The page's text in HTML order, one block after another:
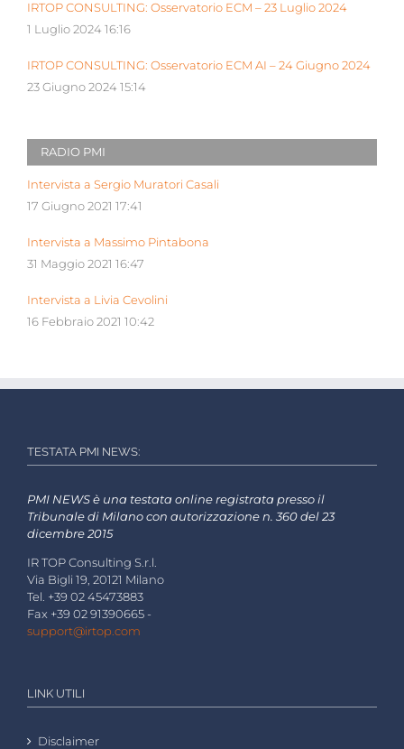
IRTOP CONSULTING: Osservatorio ECM – 23 Luglio 2024
1 Luglio 2024 16:16
IRTOP CONSULTING: Osservatorio ECM AI – 24 Giugno 2024
23 Giugno 2024 15:14
RADIO PMI
Intervista a Sergio Muratori Casali
17 Giugno 2021 17:41
Intervista a Massimo Pintabona
31 Maggio 2021 16:47
Intervista a Livia Cevolini
16 Febbraio 2021 10:42
TESTATA PMI NEWS:
PMI NEWS è una testata online registrata presso il
Tribunale di Milano con autorizzazione n. 360 del 23
dicembre 2015
IR TOP Consulting S.r.l.
Via Bigli 19, 20121 Milano
Tel. +39 02 45473883
Fax +39 02 91390665 -
support@irtop.com
LINK UTILI
Disclaimer